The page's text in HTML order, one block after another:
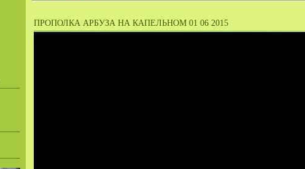
ПРОПОЛКА АРБУЗА НА КАПЕЛЬНОМ 01 06 2015